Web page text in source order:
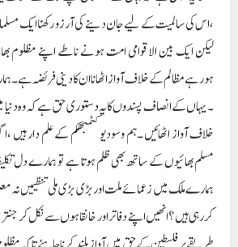
،اس کی سالمیت کے لیے جان دینے کی آرزو رکھنا ایک
لیکن ایک بین الاقوامی امت ہونے ناطے اپنے مظلوم
ہورہے مظالم کے خلاف آواز اٹھانا ان کا دینی فریضہ ہے
۔یہاں کے انصاف پسندوں کا یہ دستوری حق ہے کہ وہ
خلاف آواز اٹھائیں ۔ہم وسودیو کٹمبھکم کے علم دار ہیں
مسلم بھائیوں کے ساتھ بھی ظلم ہوتا ہے تو ہمارے دل
ہمارے ملک میں زعمائے ملت اور بڑی بڑی ملی تنظیمیں نہ
کررہی ہیں ؟انھیں اپنے دفاتر اور خانقاہوں سے نکل کر جنتر